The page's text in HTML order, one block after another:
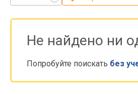
Не найдено ни
Попробуйте поискать без